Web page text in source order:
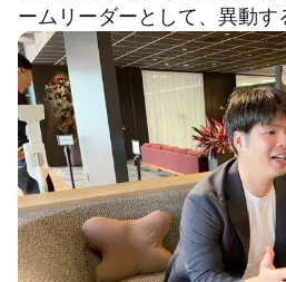
ームリーダーとして、異動す